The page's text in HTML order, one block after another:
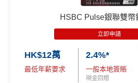
無得開附屬卡
查看更多信用卡詳情及分析...
獎賞錢有效期於簽賬後最多2年，
查看更多信用卡詳情及分析...
錢」
（≥HK$20,00
0，12個月或以
$200 「獎賞
錢」
滙豐easy信用卡迎新
滙豐Easy信用卡申請網址
tion
申請完填Form
HSBC Pulse銀聯雙幣
立即申請
HK$12萬
最低年薪要求
2.4%*
一般本地簽賬
現金回贈